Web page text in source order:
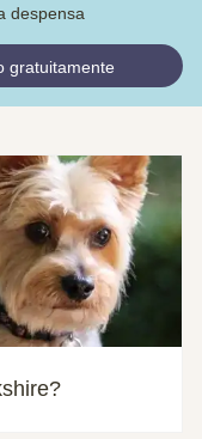
despensa
gratuitamente